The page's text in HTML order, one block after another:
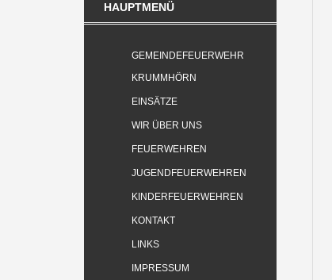
HAUPTMENÜ
GEMEINDEFEUERWEHR
KRUMMHÖRN
EINSÄTZE
WIR ÜBER UNS
FEUERWEHREN
JUGENDFEUERWEHREN
KINDERFEUERWEHREN
KONTAKT
LINKS
IMPRESSUM